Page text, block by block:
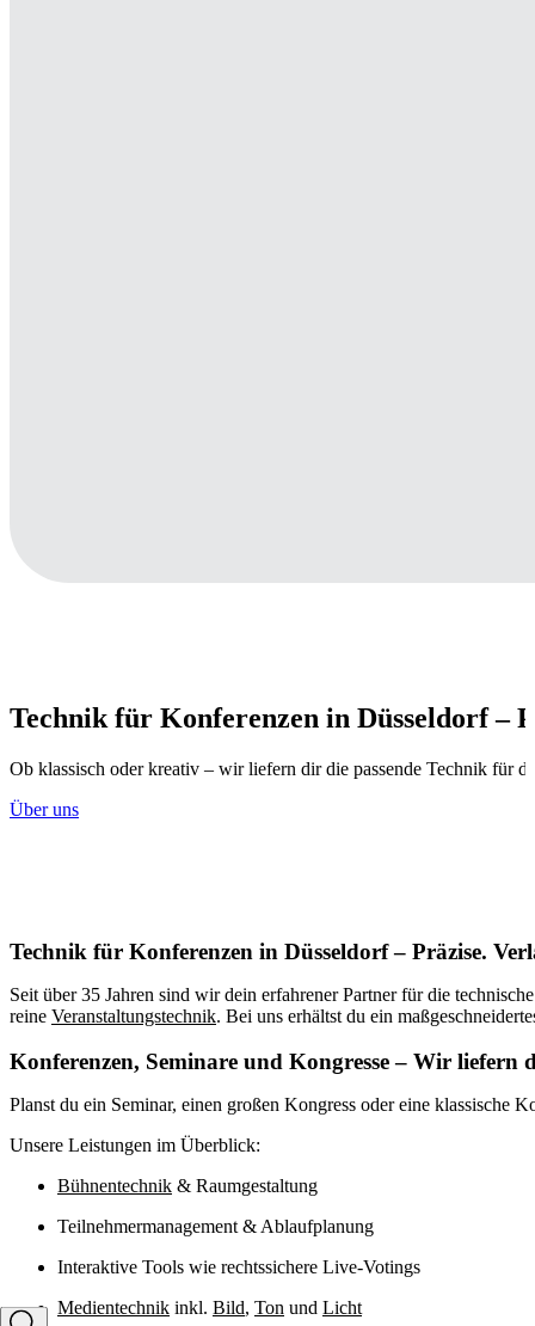
Technik für Konferenzen in Düsseldorf –
Ob klassisch oder kreativ – wir liefern dir die passende Technik für
Über uns
Technik für Konferenzen in Düsseldorf – Präzise.
Seit über 35 Jahren sind wir dein erfahrener Partner für die
reine Veranstaltungstechnik. Bei uns erhältst du ein
Konferenzen, Seminare und Kongresse – Wir liefern
Planst du ein Seminar, einen großen Kongress oder eine klassische
Unsere Leistungen im Überblick:
Bühnentechnik & Raumgestaltung
Teilnehmermanagement & Ablaufplanung
Interaktive Tools wie rechtssichere Live-Votings
Medientechnik inkl. Bild, Ton und Licht